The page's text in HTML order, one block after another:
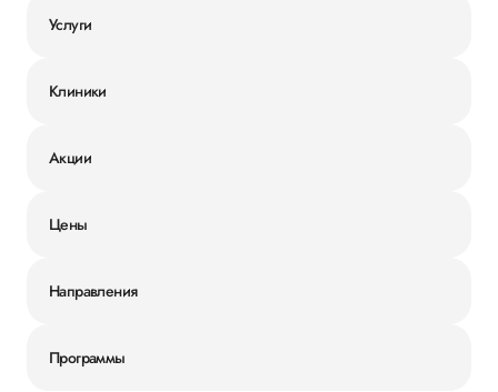
Услуги
Клиники
Акции
Цены
Направления
Программы